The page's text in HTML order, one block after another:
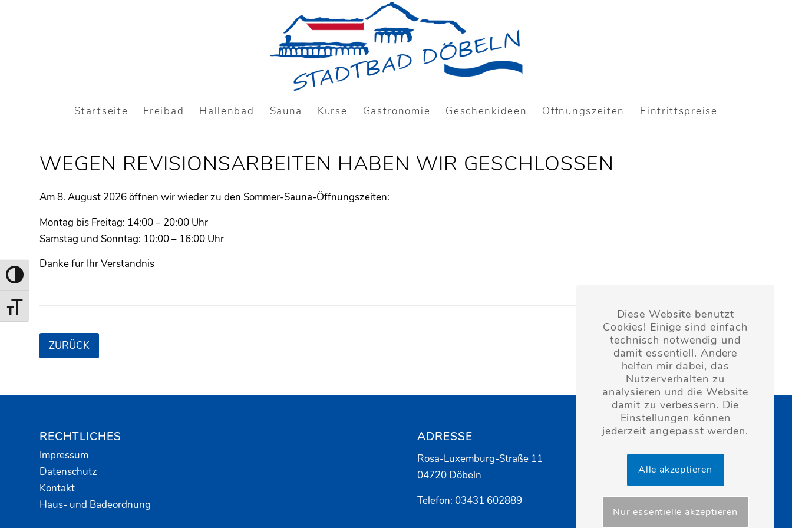
Toggle High Contrast
Toggle Font size
Startseite Freibad Hallenbad Sauna Kurse Gastronomie Geschenkideen Öffnungszeiten Eintrittspreise
WEGEN REVISIONSARBEITEN HABEN WIR GESCHLOSSEN
Am 8. August 2026 öffnen wir wieder zu den Sommer-Sauna-Öffnungszeiten:
Montag bis Freitag: 14:00 – 20:00 Uhr
Samstag und Sonntag: 10:00 – 16:00 Uhr
Danke für Ihr Verständnis
ZURÜCK
RECHTLICHES
Impressum
Datenschutz
Kontakt
Haus- und Badeordnung
ADRESSE
Rosa-Luxemburg-Straße 11
04720 Döbeln
Telefon: 03431 602889
Diese Website benutzt
Cookies! Einige sind einfach
technisch notwendig und
damit essentiell. Andere
helfen mir dabei, das
Nutzerverhalten zu
analysieren und die Website
damit zu verbessern. Die
Einstellungen können
jederzeit angepasst werden.
Alle akzeptieren
Nur essentielle akzeptieren